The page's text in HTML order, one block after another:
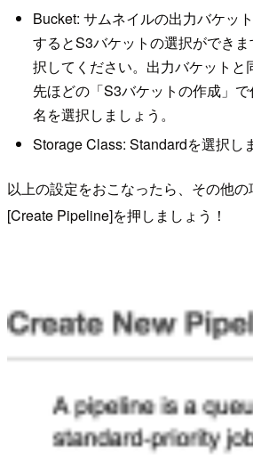
Bucket: サムネイルの出力バケッ
するとS3バケットの選択ができ
択してください。出力バケットと
先ほどの「S3バケットの作成」
名を選択しましょう。
Storage Class: Standardを選択し
以上の設定をおこなったら、その他の
[Create Pipeline]を押しましょう！